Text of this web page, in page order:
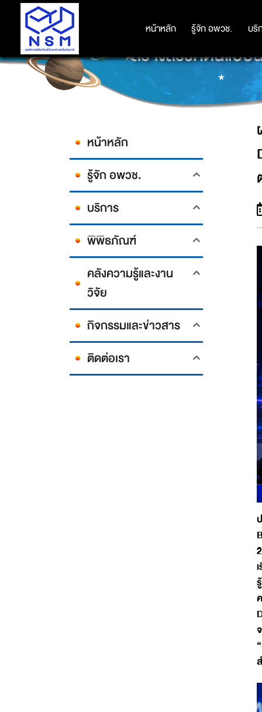
หน้าหลัก รู้จัก อพวช. บริ
หน้าหลัก รู้จัก อพวช. บริ
ผลงาน “หน่วยกู้ภัยพันธุกรรม”
สร้างสรรค์ต้นแบ
หน้าหลัก
รู้จัก อพวช.
บริการ
พิพิธภัณฑ์
คลังความรู้และงาน
วิจัย
กิจกรรมและข่าวสาร
ติดต่อเรา